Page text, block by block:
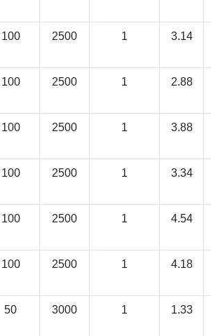
100 2500 1 3.14
100 2500 1 2.88
100 2500 1 3.88
100 2500 1 3.34
100 2500 1 4.54
100 2500 1 4.18
50 3000 1 1.33